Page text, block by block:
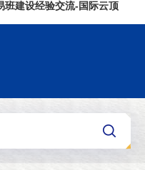
班建设经验交流-国际云顶